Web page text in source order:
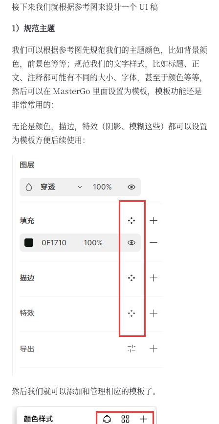
接下来我们就根据参考图来设计一个 UI 稿
1）规范主题
我们可以根据参考图先规范我们的主题颜色，比如背景颜
色，前景色等等；规范我们的文字样式，比如标题、正
文、注释都可能有不同的大小、字体，甚至于颜色等等，
然后可以在 MasterGo 里面设置为模板，模板功能还是
非常常用的：
无论是颜色，描边，特效（阴影、模糊这些）都可以设置
为模板方便后续使用：
然后我们就可以添加和管理相应的模板了。